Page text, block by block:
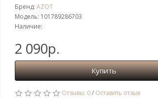
Бренд: AZOT
Модель: 101789286703
Наличие:
2 090р.
Купить
Отзывы: 0/ Оставить отзыв